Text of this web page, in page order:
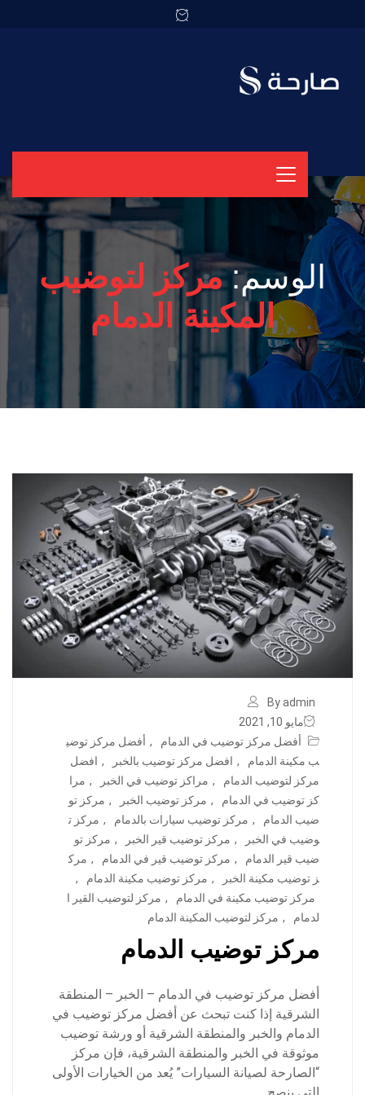
الوسم:مركز لتوضيب
المكينة الدمام
By admin
مايو 10, 2021
أفضل مركز توضيب في الدمام
, أفضل مركز توضي
ب مكينة الدمام
, افضل مركز توضيب بالخبر , افضل
مركز لتوضيب الدمام
, مراكز توضيب في الخبر , مرا
كز توضيب في الدمام
, مركز توضيب الخبر , مركز تو
ضيب الدمام
, مركز توضيب سيارات بالدمام , مركز ت
وضيب في الخبر
, مركز توضيب قير الخبر , مركز تو
ضيب قير الدمام
, مركز توضيب قير في الدمام , مرك
ز توضيب مكينة الخبر
, مركز توضيب مكينة الدمام
,
مركز توضيب مكينة في الدمام
, مركز لتوضيب القير ا
لدمام
, مركز لتوضيب المكينة الدمام
مركز توضيب الدمام
أفضل مركز توضيب في الدمام – الخبر – المنطقة
الشرقية إذا كنت تبحث عن أفضل مركز توضيب في
الدمام والخبر والمنطقة الشرقية أو ورشة توضيب
موثوقة في الخبر والمنطقة الشرقية، فإن مركز
“الصارحة لصيانة السيارات” يُعد من الخيارات الأولى